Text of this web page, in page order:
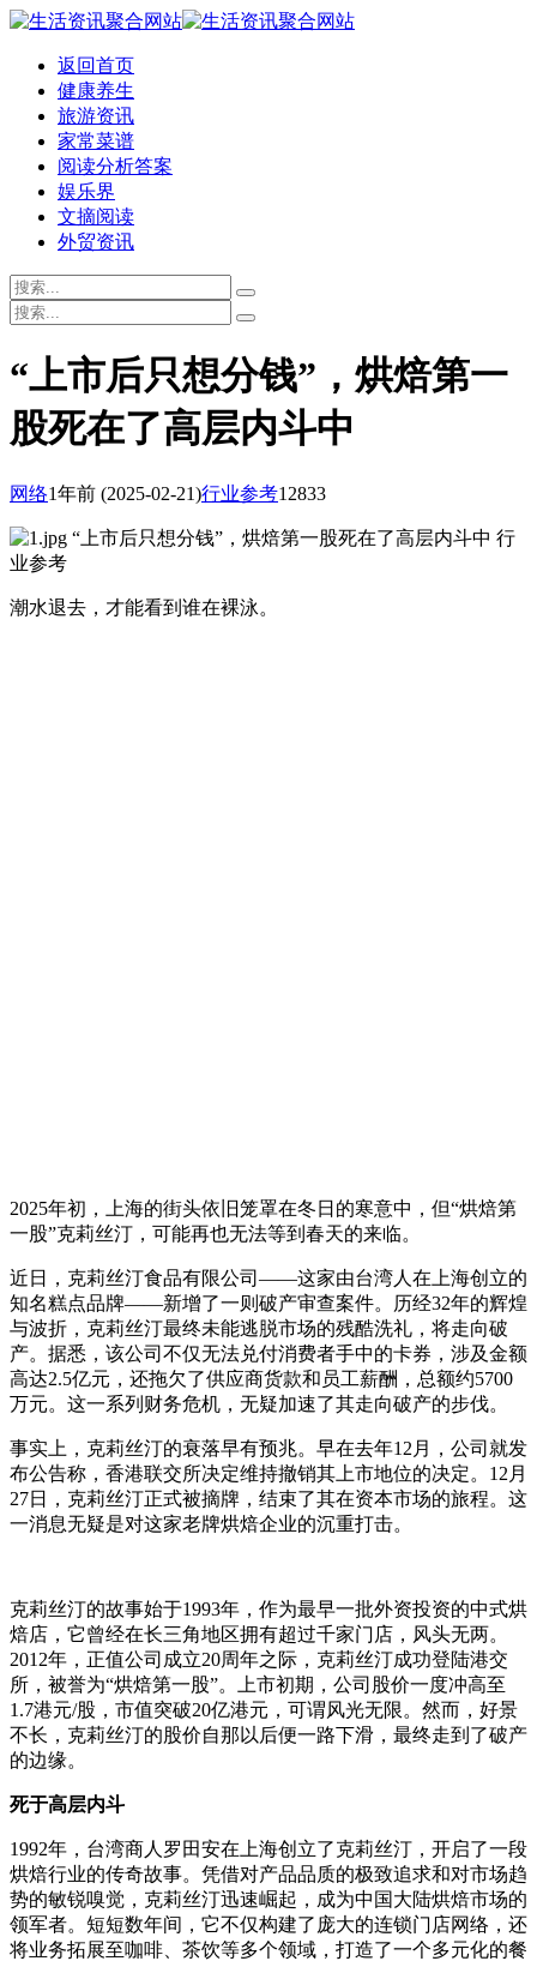
返回首页
健康养生
旅游资讯
家常菜谱
阅读分析答案
娱乐界
文摘阅读
外贸资讯
“上市后只想分钱”，烘焙第一
股死在了高层内斗中
网络1年前 (2025-02-21)行业参考12833
潮水退去，才能看到谁在裸泳。
2025年初，上海的街头依旧笼罩在冬日的寒意中，但“烘焙第
一股”克莉丝汀，可能再也无法等到春天的来临。
近日，克莉丝汀食品有限公司——这家由台湾人在上海创立的
知名糕点品牌——新增了一则破产审查案件。历经32年的辉煌
与波折，克莉丝汀最终未能逃脱市场的残酷洗礼，将走向破
产。据悉，该公司不仅无法兑付消费者手中的卡券，涉及金额
高达2.5亿元，还拖欠了供应商货款和员工薪酬，总额约5700
万元。这一系列财务危机，无疑加速了其走向破产的步伐。
事实上，克莉丝汀的衰落早有预兆。早在去年12月，公司就发
布公告称，香港联交所决定维持撤销其上市地位的决定。12月
27日，克莉丝汀正式被摘牌，结束了其在资本市场的旅程。这
一消息无疑是对这家老牌烘焙企业的沉重打击。
克莉丝汀的故事始于1993年，作为最早一批外资投资的中式烘
焙店，它曾经在长三角地区拥有超过千家门店，风头无两。
2012年，正值公司成立20周年之际，克莉丝汀成功登陆港交
所，被誉为“烘焙第一股”。上市初期，公司股价一度冲高至
1.7港元/股，市值突破20亿港元，可谓风光无限。然而，好景
不长，克莉丝汀的股价自那以后便一路下滑，最终走到了破产
的边缘。
死于高层内斗
1992年，台湾商人罗田安在上海创立了克莉丝汀，开启了一段
烘焙行业的传奇故事。凭借对产品品质的极致追求和对市场趋
势的敏锐嗅觉，克莉丝汀迅速崛起，成为中国大陆烘焙市场的
领军者。短短数年间，它不仅构建了庞大的连锁门店网络，还
将业务拓展至咖啡、茶饮等多个领域，打造了一个多元化的餐